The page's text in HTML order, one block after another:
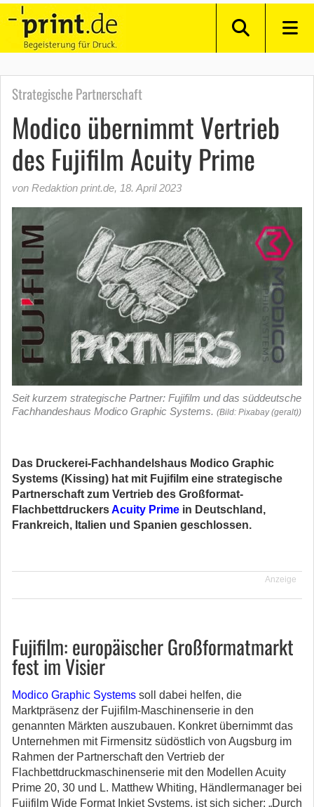
Strategische Partnerschaft
Modico übernimmt Vertrieb
des Fujifilm Acuity Prime
von Redaktion print.de, 18. April 2023
Seit kurzem strategische Partner: Fujifilm und das süddeutsche
Fachhandeshaus Modico Graphic Systems. (Bild: Pixabay (geralt))
Das Druckerei-Fachhandelshaus Modico Graphic
Systems (Kissing) hat mit Fujifilm eine strategische
Partnerschaft zum Vertrieb des Großformat-
FlachbettdruckersAcuity Prime in Deutschland,
Frankreich, Italien und Spanien geschlossen.
Anzeige
Fujifilm: europäischer Großformatmarkt
fest im Visier
Modico Graphic Systems soll dabei helfen, die
Marktpräsenz der Fujifilm-Maschinenserie in den
genannten Märkten auszubauen. Konkret übernimmt das
Unternehmen mit Firmensitz südöstlich von Augsburg im
Rahmen der Partnerschaft den Vertrieb der
Flachbettdruckmaschinenserie mit den Modellen Acuity
Prime 20, 30 und L. Matthew Whiting, Händlermanager bei
Fujifilm Wide Format Inkjet Systems, ist sich sicher: „Durch